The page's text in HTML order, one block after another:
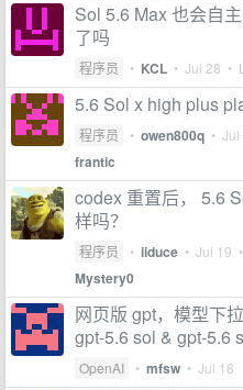
Sol 5.6 Max 也会自
了吗
程序员 • KCL • Jul 28 •
5.6 Sol x high plus
程序员 • owen800q • Jul
frantic
codex 重置后， 5.6
样吗？
程序员 • iiduce • Jul 19
Mystery0
网页版 gpt，模型下
gpt-5.6 sol & gpt-5.6
OpenAI • mfsw • Jul 18